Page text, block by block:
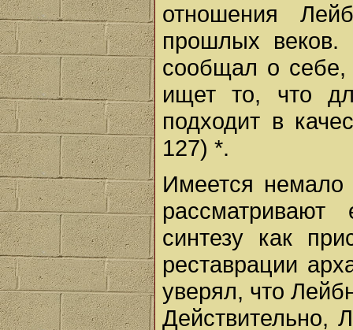
отношения
прошлых
сообщал о себе,
ищет то, что
подходит в
127) *.
Имеется немало
синтезу как
реставрации
уверял, что
Действительно,